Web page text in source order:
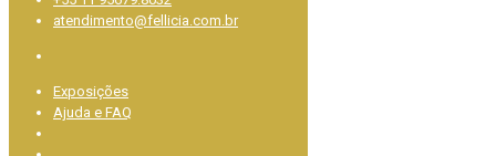
atendimento@fellicia.com.br
Exposições
Ajuda e FAQ